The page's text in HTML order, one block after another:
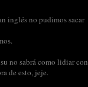
inglés no pudimos sacar
no sabrá como lidiar con
de esto, jeje.